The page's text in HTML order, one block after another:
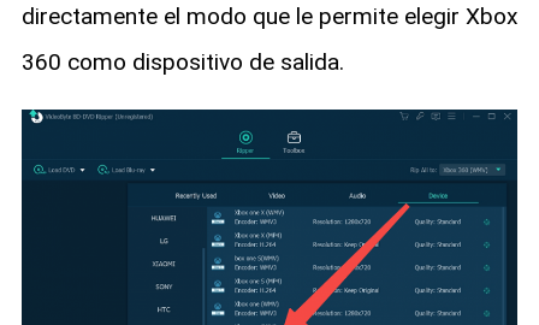
directamente el modo que le permite elegir Xbox
360 como dispositivo de salida.